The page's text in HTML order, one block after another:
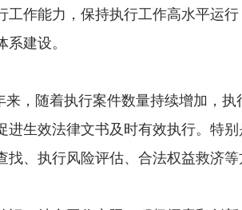
作能力，保持执行工作高水平运
建设。
随着执行案件数量持续增加，执
生效法律文书及时有效执行。特
、执行风险评估、合法权益救济